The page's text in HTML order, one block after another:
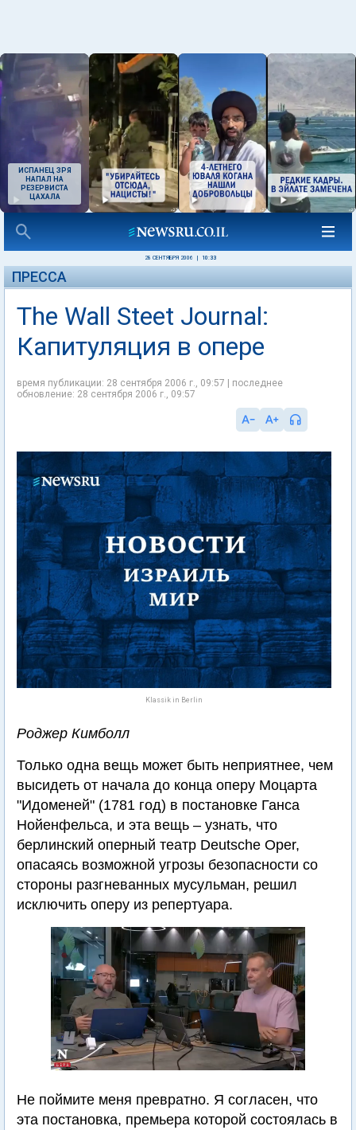
ИСПАНЕЦ ЗРЯ
НАПАЛ НА
РЕЗЕРВИСТА
ЦАХАЛА
28 СЕНТЯБРЯ 2006 10:33
ПРЕССА
The Wall Steet Journal:
Капитуляция в опере
время публикации: 28 сентября 2006 г., 09:57 | последнее
обновление: 28 сентября 2006 г., 09:57
Klassik in Berlin
Роджер Кимболл
Только одна вещь может быть неприятнее, чем
высидеть от начала до конца оперу Моцарта
"Идоменей" (1781 год) в постановке Ганса
Нойенфельса, и эта вещь – узнать, что
берлинский оперный театр Deutsche Oper,
опасаясь возможной угрозы безопасности со
стороны разгневанных мусульман, решил
исключить оперу из репертуара.
Не поймите меня превратно. Я согласен, что
эта постановка, премьера которой состоялась в